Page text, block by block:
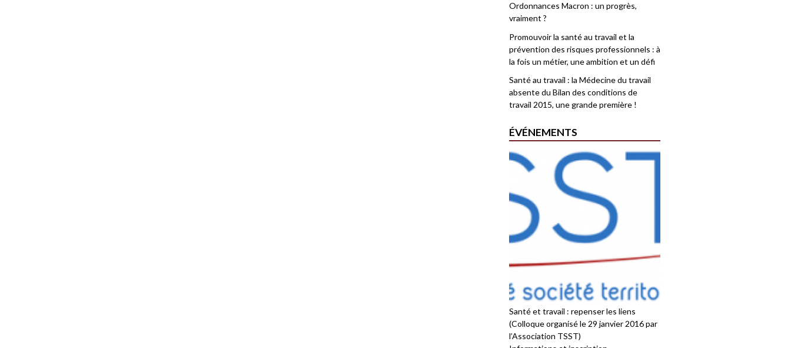
Ordonnances Macron : un progrès,
vraiment ?
Promouvoir la santé au travail et la
prévention des risques professionnels : à
la fois un métier, une ambition et un défi
Santé au travail : la Médecine du travail
absente du Bilan des conditions de
travail 2015, une grande première !
ÉVÉNEMENTS
Santé et travail : repenser les liens
(Colloque organisé le 29 janvier 2016 par
l’Association TSST)